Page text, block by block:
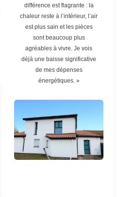
différence est flagrante : la
chaleur reste à l’intérieur, l’air
est plus sain et les pièces
sont beaucoup plus
agréables à vivre. Je vois
déjà une baisse significative
de mes dépenses
énergétiques. »